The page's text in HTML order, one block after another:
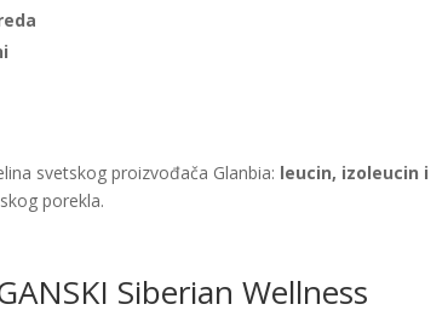
svetskog proizvođača Glanbia: leucin, izoleucin i
porekla.
Siberian Wellness